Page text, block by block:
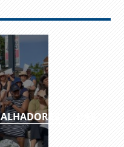
DAS